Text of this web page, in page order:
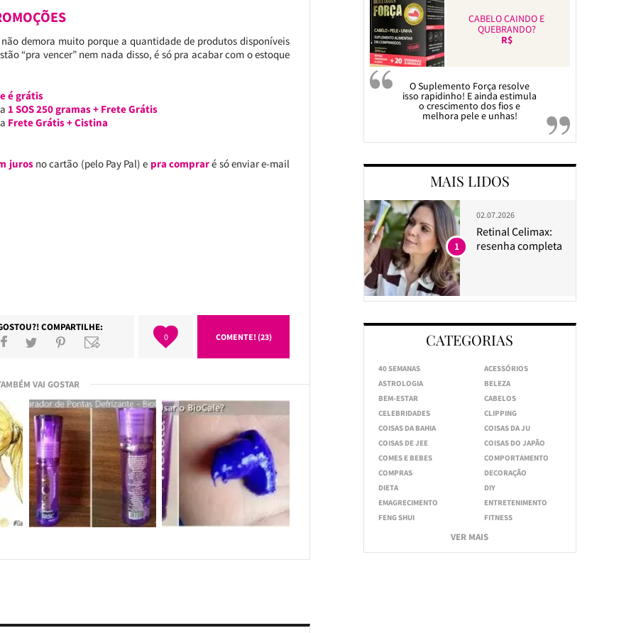
demora muito porque a quantidade de produtos disponíveis
“pra vencer” nem nada disso, é só pra acabar com o estoque
é grátis
1 SOS 250 gramas + Frete Grátis
Frete Grátis + Cistina
jurosno cartão (pelo Pay Pal) e pra compraré só enviar e-mail
COMPARTILHE:
0 COMENTE! (23)
VAI GOSTAR
CABELO CAINDO E
QUEBRANDO?
R$
O Suplemento Força resolve
isso rapidinho! E ainda estimula
o crescimento dos fios e
melhora pele e unhas!
MAIS LIDOS
02.07.2026
Retinal Celimax:
resenha completa
1
CATEGORIAS
40 SEMANAS
ACESSÓRIOS
ASTROLOGIA
BELEZA
BEM-ESTAR
CABELOS
CELEBRIDADES
CLIPPING
COISAS DA BAHIA
COISAS DA JU
COISAS DE JEE
COISAS DO JAPÃO
COMES E BEBES
COMPORTAMENTO
COMPRAS
DECORAÇÃO
DIETA
DIY
EMAGRECIMENTO
ENTRETENIMENTO
FENG SHUI
FITNESS
VER MAIS